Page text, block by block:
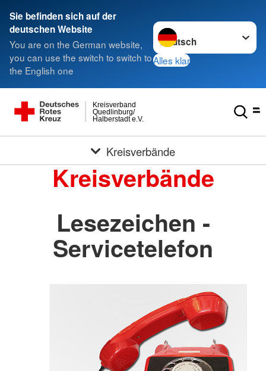
Sie befinden sich auf der
deutschen Website
You are on the German website,
you can use the switch to switch to
the English one
Sprache wechseln zu
Alles klar
Halberstadt e.V.
Quedlinburg/
Kreisverband
Kreisverbände
Kreisverbände
Lesezeichen -
Servicetelefon